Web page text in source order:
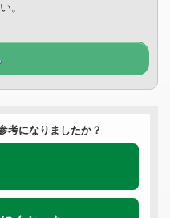
。
考になりましたか？